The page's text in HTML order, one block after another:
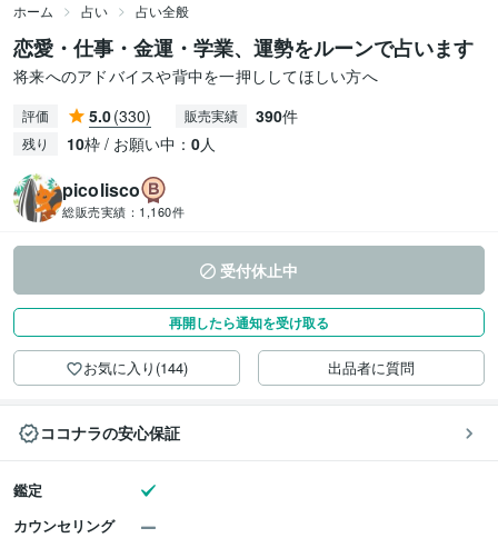
ホーム 占い 占い全般
恋愛・仕事・金運・学業、運勢をルーンで占います
将来へのアドバイスや背中を一押ししてほしい方へ
評価 5.0(330) 販売実績 390件
残り 10枠 / お願い中： 0人
picolisco
総販売実績： 1,160件
受付休止中
再開したら通知を受け取る
お気に入り(144) 出品者に質問
ココナラの安心保証
鑑定
カウンセリング